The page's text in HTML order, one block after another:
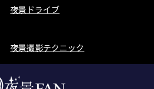
夜景ドライブ
夜景撮影テクニック